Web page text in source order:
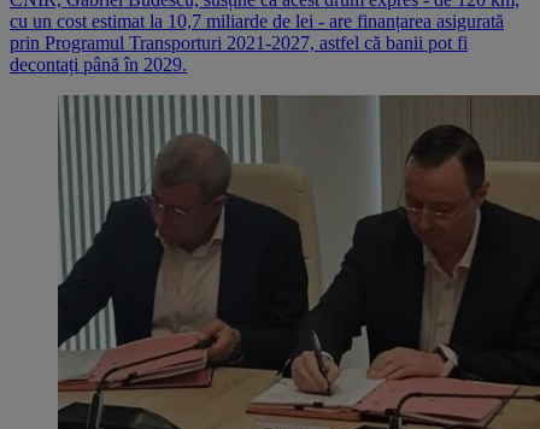
cu un cost estimat la 10,7 miliarde de lei - are finanțarea asigurată
prin Programul Transporturi 2021-2027, astfel că banii pot fi
decontați până în 2029.